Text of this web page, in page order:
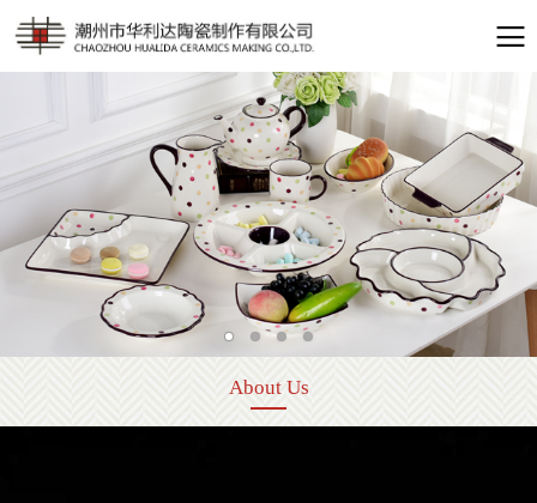
About Us